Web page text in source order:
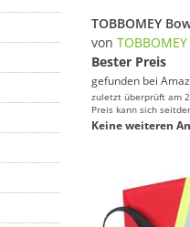
von TOBBOMEY
Bester Preis
gefunden bei
zuletzt überprüft am
Preis kann sich
Keine weiteren